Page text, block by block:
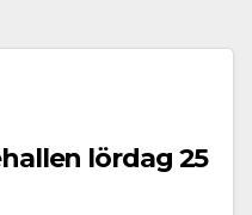
lördag 25